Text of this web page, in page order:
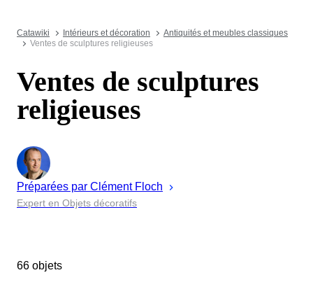
Catawiki Intérieurs et décoration
Antiquités et meubles classiques
Ventes de sculptures religieuses
Ventes de sculptures
religieuses
Préparées par Clément Floch
Expert en Objets décoratifs
66 objets